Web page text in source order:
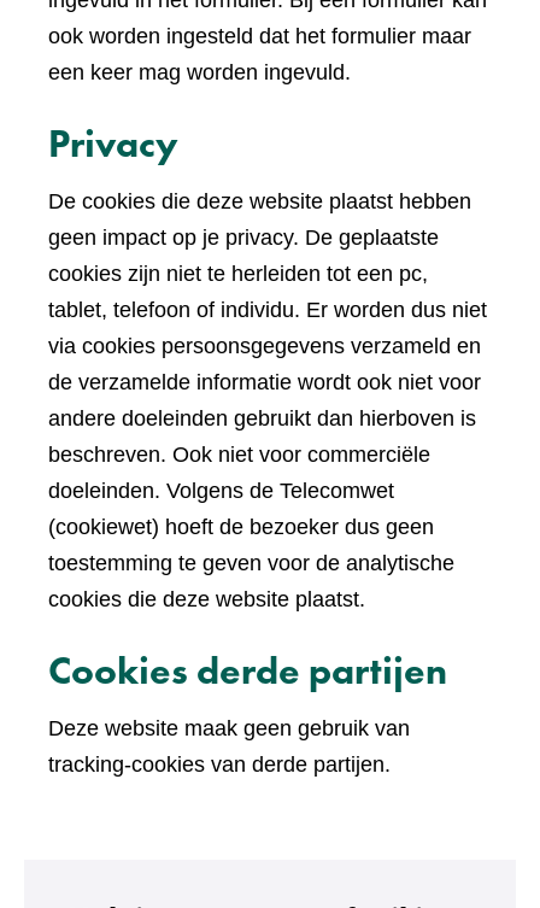
ook worden ingesteld dat het formulier maar
een keer mag worden ingevuld.
Privacy
De cookies die deze website plaatst hebben
geen impact op je privacy. De geplaatste
cookies zijn niet te herleiden tot een pc,
tablet, telefoon of individu. Er worden dus niet
via cookies persoonsgegevens verzameld en
de verzamelde informatie wordt ook niet voor
andere doeleinden gebruikt dan hierboven is
beschreven. Ook niet voor commerciële
doeleinden. Volgens de Telecomwet
(cookiewet) hoeft de bezoeker dus geen
toestemming te geven voor de analytische
cookies die deze website plaatst.
Cookies derde partijen
Deze website maak geen gebruik van
tracking-cookies van derde partijen.